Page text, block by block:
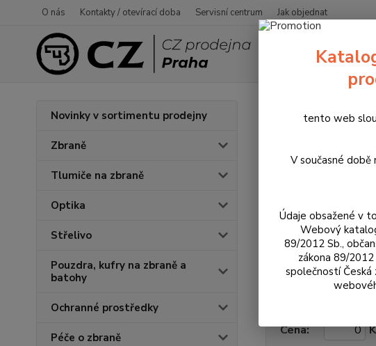
O nás Kontakty / otevírací doba Servisní centrum Jak objednat
Novinky v sortimentu prodejny
Zbraně
Tlumiče na zbraně
Optika
Střelivo
Pouzdra, kufry na zbraně a
batohy
Ochranné prostředky
Péče o zbraně
Příslušenství,
Montážní
Ready
Cena:
tento web
V současné
Údaje obsažené v
Webový
89/2012 Sb.,
zákona 89/
společností Česká